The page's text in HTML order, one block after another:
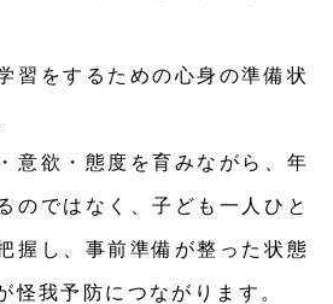
習をするための心身の準備状
意欲・態度を育みながら、年
のではなく、子ども一人ひと
握し、事前準備が整った状態
怪我予防につながります。